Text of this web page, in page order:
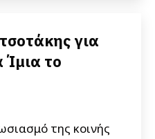
για
Ίμια το
της κοινής